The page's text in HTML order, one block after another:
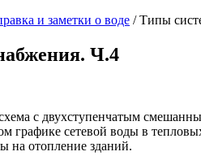
и заметки о воде /Типы
Ч.4
с двухступенчатым
графике сетевой воды в
на отопление зданий.